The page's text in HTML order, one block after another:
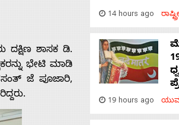
ದಕ್ಷಿಣ ಶಾಸಕ ಡಿ.
ಭೇಟಿ ಮಾಡಿ
ಜೆ ಪೂಜಾರಿ,
14 hours ago
19 hours ago